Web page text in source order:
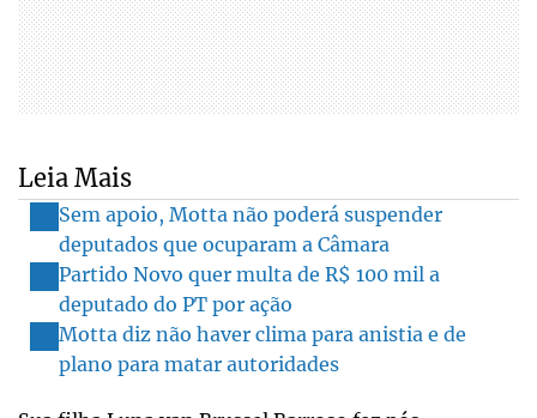
Leia Mais
Sem apoio, Motta não poderá suspender
deputados que ocuparam a Câmara
Partido Novo quer multa de R$ 100 mil a
deputado do PT por ação
Motta diz não haver clima para anistia e de
plano para matar autoridades